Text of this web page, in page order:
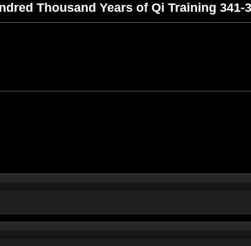
Thousand Years of Qi Training 341-